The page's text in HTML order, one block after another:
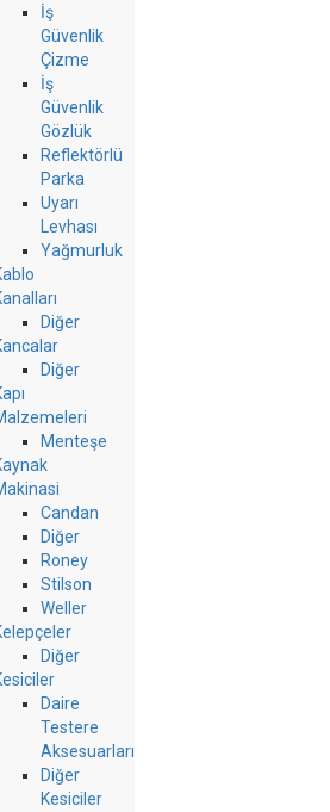
İş
Güvenlik
Çizme
İş
Güvenlik
Gözlük
Reflektörlü
Parka
Uyarı
Levhası
Yağmurluk
Diğer
Diğer
Menteşe
Candan
Diğer
Roney
Stilson
Weller
Diğer
Daire
Testere
Aksesuarları
Diğer
Kesiciler